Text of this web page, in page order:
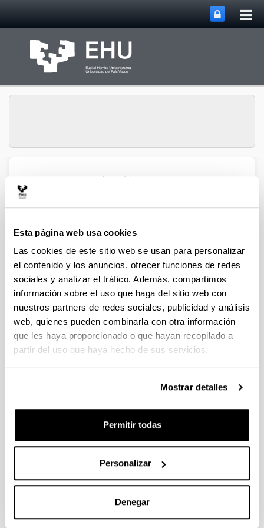
Esta página web usa cookies
Las cookies de este sitio web se usan para personalizar
el contenido y los anuncios, ofrecer funciones de redes
sociales y analizar el tráfico. Además, compartimos
información sobre el uso que haga del sitio web con
nuestros partners de redes sociales, publicidad y análisis
web, quienes pueden combinarla con otra información
que les haya proporcionado o que hayan recopilado a
partir del uso que haya hecho de sus servicios.
Mostrar detalles
Permitir todas
Personalizar
Denegar
Grupo de Investigación de
Lípidos y Señalización
Celular
Grupo de Investigación de Lípidos y
Señalización Celular